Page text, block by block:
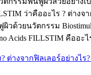
ว่าคืออะไร ? ต่าง
วด้วยนวัตกรรม
Acids FILLSTIM คืออ
ต่างจากฟิลเลอร์อย่างไร